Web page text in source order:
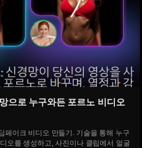
로 누구와든 포르노 비디오
페이크 비디오 만들기. 기술을 통해 누구
오를 생성하고, 사진이나 클립에서 얼굴